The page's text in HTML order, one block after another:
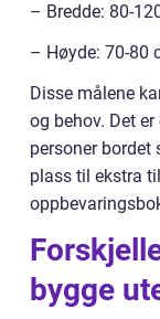
– Bredde: 80-
– Høyde: 70-80
Disse målene
og behov. Det
personer
plass til ekstra
bygge